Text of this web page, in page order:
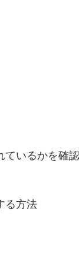
ているかを確
る方法